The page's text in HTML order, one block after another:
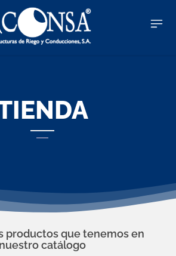
productos que tenemos en
nuestro catálogo